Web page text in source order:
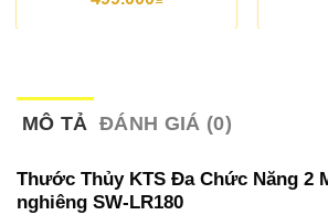
MÔ TẢ ĐÁNH GIÁ (0)
Thước Thủy KTS Đa Chức Năng 2
nghiêng SW-LR180